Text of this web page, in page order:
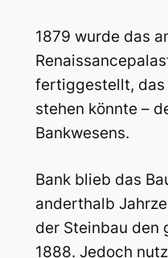
1879 wurde das
fertiggestellt, das
stehen könnte –
Bankwesens.
Bank blieb das
anderthalb
der Steinbau den
1888. Jedoch